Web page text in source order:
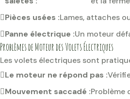
Pièces usées :Lames, attaches
Panne électrique :Un moteur
Problèmes de Moteur des Volets Électriques
Les volets électriques sont
Le moteur ne répond pas :
Mouvement saccadé :Problème